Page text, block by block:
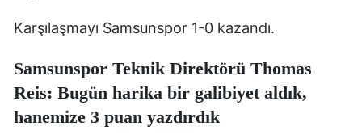
Karşılaşmayı Samsunspor 1-0 kazandı.
Samsunspor Teknik Direktörü Thomas
Reis: Bugün harika bir galibiyet aldık,
hanemize 3 puan yazdırdık